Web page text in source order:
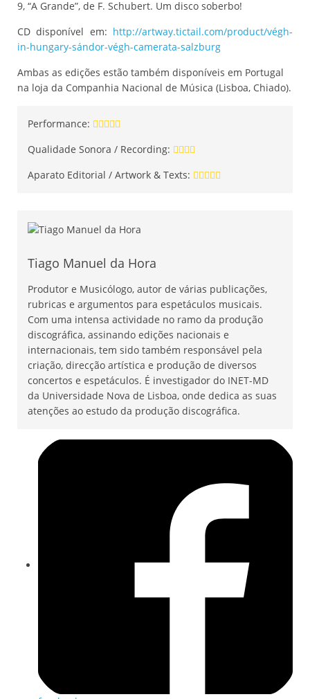
9, “A Grande”, de F. Schubert. Um disco soberbo!
CD disponível em: http://artway.tictail.com/product/végh-
in-hungary-sándor-végh-camerata-salzburg
Ambas as edições estão também disponíveis em Portugal
na loja da Companhia Nacional de Música (Lisboa, Chiado).
Performance:
Qualidade Sonora / Recording:
Aparato Editorial / Artwork & Texts:
Tiago Manuel da Hora
Produtor e Musicólogo, autor de várias publicações,
rubricas e argumentos para espetáculos musicais.
Com uma intensa actividade no ramo da produção
discográfica, assinando edições nacionais e
internacionais, tem sido também responsável pela
criação, direcção artística e produção de diversos
concertos e espetáculos. É investigador do INET-MD
da Universidade Nova de Lisboa, onde dedica as suas
atenções ao estudo da produção discográfica.